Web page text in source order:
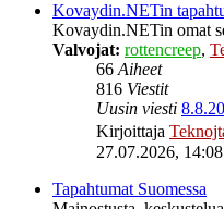
Kovaydin.NETin
Kovaydin.NETin omat
Valvojat: rottencreep,
66Aiheet
816 Viestit
Uusin viesti
Kirjoittaja
27.07.2026, 14:08
Tapahtumat Suomessa